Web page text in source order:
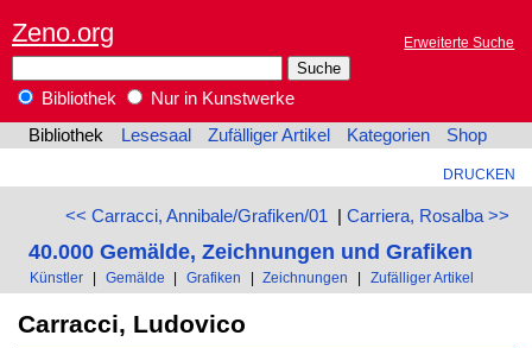
Zeno.org Erweiterte Suche
Bibliothek
Nur in Kunstwerke
Bibliothek
Lesesaal Zufälliger Artikel Kategorien Shop
DRUCKEN
<< Carracci, Annibale/Grafiken/01 | Carriera, Rosalba >>
40.000 Gemälde, Zeichnungen und Grafiken
Künstler | Gemälde | Grafiken | Zeichnungen | Zufälliger Artikel
Carracci, Ludovico